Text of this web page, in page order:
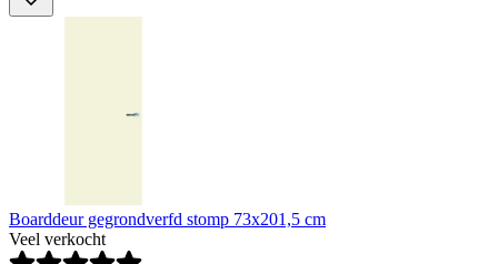
Boarddeur gegrondverfd stomp 73x201,5 cm
Veel verkocht